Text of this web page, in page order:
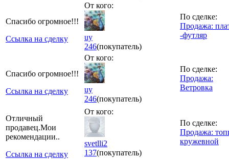
Спасибо огромное!!!
Ссылка на сделку
От кого:
uy
246(покупатель)
По сделке:
Продажа:
-футляр
Спасибо огромное!!!
Ссылка на сделку
От кого:
uy
246(покупатель)
По сделке:
Продажа:
Ветровка
Отличный
продавец.Мои
рекомендации..
Ссылка на сделку
От кого:
svetlli2
137(покупатель)
По сделке:
Продажа:
кружевной